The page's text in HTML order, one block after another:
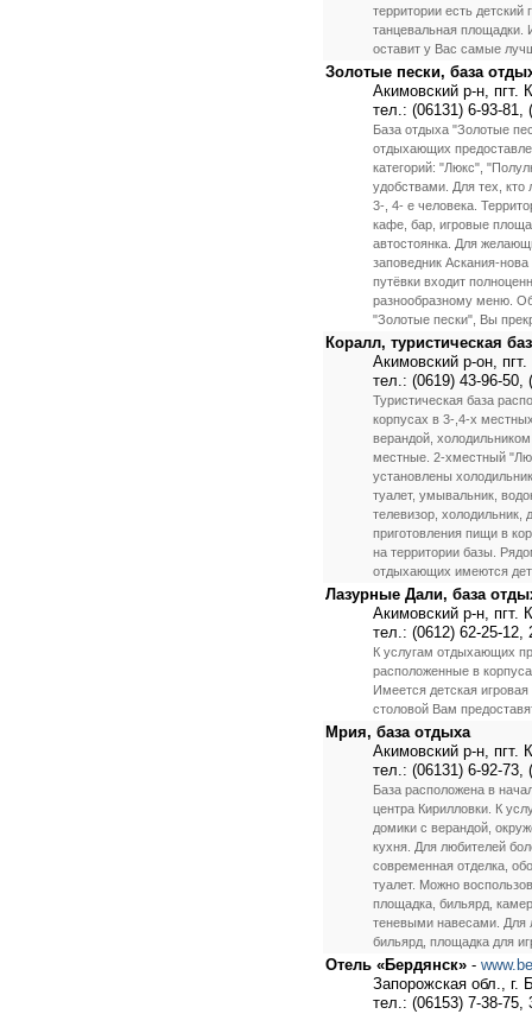
территории есть
танцевальная площадки.
оставит у Вас самые
Золотые пески, база
Акимовский р-н, пгт.
тел.: (06131) 6-93-81,
База отдыха "Золотые
отдыхающих
категорий: "Люкс",
удобствами. Для тех,
3-, 4- е человека.
кафе, бар, игровые
автостоянка. Для
заповедник Аскания-
путёвки входит
разнообразному меню.
"Золотые пески", Вы
Коралл, туристическая
Акимовский р-он,
тел.: (0619) 43-96-50,
Туристическая база
корпусах в 3-,4-х
верандой,
местные. 2-хместный
установлены
туалет, умывальник,
телевизор, холодильник,
приготовления пищи в
на территории базы.
отдыхающих имеются
Лазурные Дали, база
Акимовский р-н, пгт.
тел.: (0612) 62-25-12,
К услугам отдыхающих
расположенные в
Имеется детская
столовой Вам
Мрия, база отдыха
Акимовский р-н, пгт.
тел.: (06131) 6-92-73,
База расположена в
центра Кирилловки. К
домики с верандой,
кухня. Для любителей
современная отделка,
туалет. Можно
площадка, бильярд,
теневыми навесами. Для
бильярд, площадка для
Отель «Бердянск» -
Запорожская обл.,
тел.: (06153) 7-38-75,